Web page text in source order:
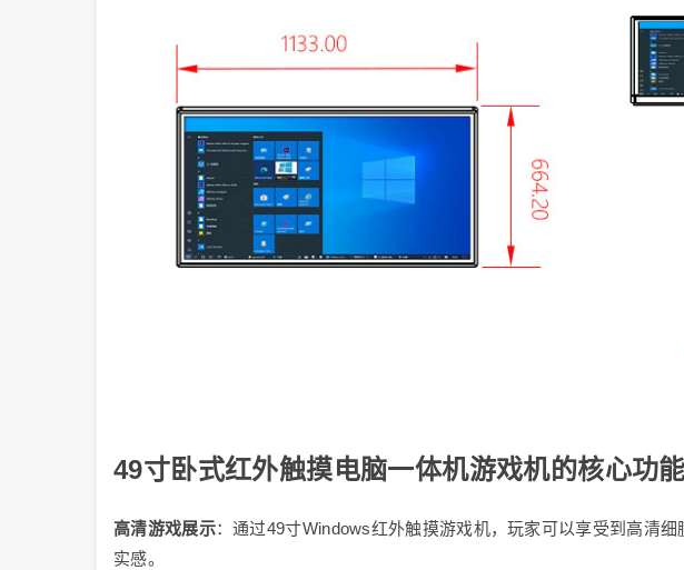
49寸卧式红外触摸电脑一体机游戏机的核心功能
高清游戏展示：通过49寸Windows红外触摸游戏机，玩家可以享受到高清
实感。